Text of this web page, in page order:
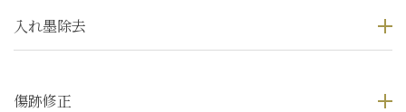
入れ墨除去
傷跡修正